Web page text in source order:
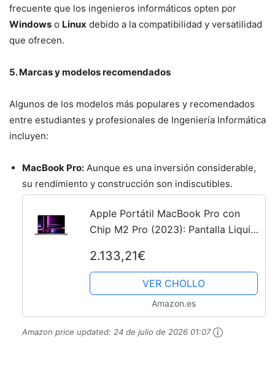
frecuente que los ingenieros informáticos opten por
Windows o Linux debido a la compatibilidad y versatilidad
que ofrecen.
5. Marcas y modelos recomendados
Algunos de los modelos más populares y recomendados
entre estudiantes y profesionales de Ingeniería Informática
incluyen:
MacBook Pro: Aunque es una inversión considerable,
su rendimiento y construcción son indiscutibles.
Apple Portátil MacBook Pro con
Chip M2 Pro (2023): Pantalla Liquid
de RAM, 1 TB de Almacenamiento
SSD, compatibilidad con...
2.133,21€
VER CHOLLO
Amazon.es
Amazon price updated: 24 de julio de 2026 01:07